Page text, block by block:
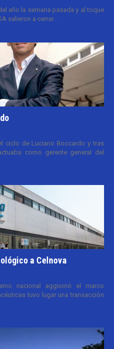
año la semana pasada y al toque
salieron a cerrar...
ciclo de Luciano Boccardo y tras
como gerente general del
a Celnova
nacional aggiornó el marco
tuvo lugar una transacción